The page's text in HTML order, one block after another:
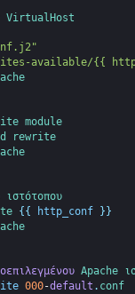
VirtualHost
available/{{
module
rewrite
ιστότοπου
{ { http_conf } }
Apache
000-default . conf